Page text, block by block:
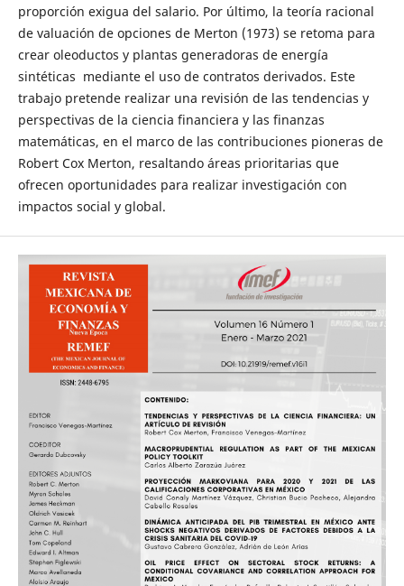
proporción exigua del salario. Por último, la teoría racional
de valuación de opciones de Merton (1973) se retoma para
crear oleoductos y plantas generadoras de energía
sintéticas mediante el uso de contratos derivados. Este
trabajo pretende realizar una revisión de las tendencias y
perspectivas de la ciencia financiera y las finanzas
matemáticas, en el marco de las contribuciones pioneras de
Robert Cox Merton, resaltando áreas prioritarias que
ofrecen oportunidades para realizar investigación con
impactos social y global.